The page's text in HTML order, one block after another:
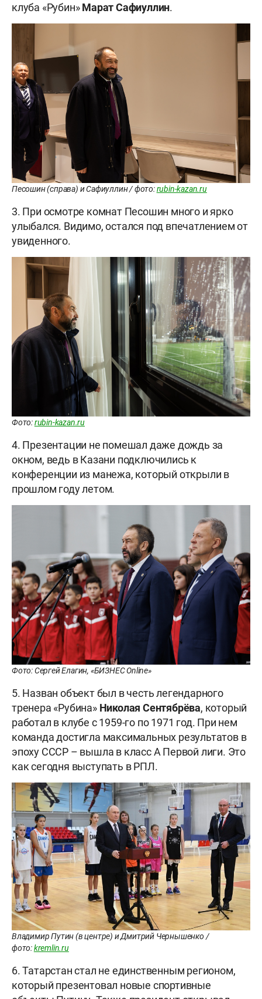
клуба «Рубин»Марат Сафиуллин.
Песошин (справа) и Сафиуллин / фото:rubin-kazan.ru
3. При осмотре комнат Песошин много и ярко
улыбался. Видимо, остался под впечатлением от
увиденного.
Фото:rubin-kazan.ru
4. Презентации не помешал даже дождь за
окном, ведь в Казани подключились к
конференции из манежа, который открыли в
прошлом году летом.
Фото: Сергей Елагин, «БИЗНЕС Online»
5. Назван объект был в честь легендарного
тренера «Рубина» Николая Сентябрёва, который
работал в клубе с 1959-го по 1971 год. При нем
команда достигла максимальных результатов в
эпоху СССР – вышла в класс А Первой лиги. Это
как сегодня выступать в РПЛ.
Владимир Путин (в центре) и Дмитрий Чернышенко /
фото:kremlin.ru
6. Татарстан стал не единственным регионом,
который презентовал новые спортивные